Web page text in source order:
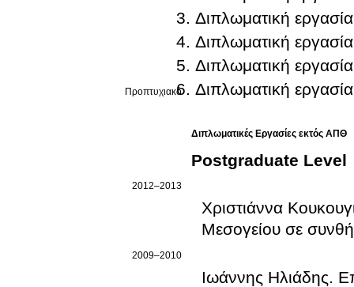
Προπτυχιακό
Διπλωματική εργασία
Διπλωματική εργασία
Διπλωματική εργασία
Διπλωματική εργασία
Διπλωματικές Εργασίες εκτός ΑΠΘ
Postgraduate Level
2012–2013
Χριστιάννα
Μεσογείου σε
2009–2010
Ιωάννης Ηλιάδης.